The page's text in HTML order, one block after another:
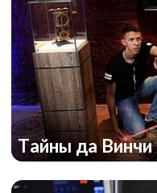
Тайны да Винчи